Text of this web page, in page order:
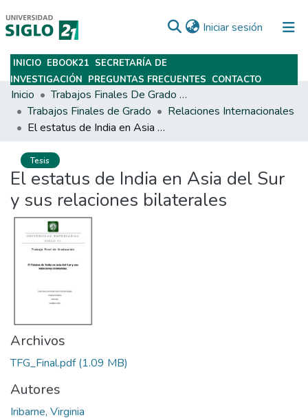
Iniciar sesión (current)
Subir
INICIO EBOOK21 SECRETARÍA DE
INVESTIGACIÓN PREGUNTAS FRECUENTES CONTACTO
Inicio
Trabajos Finales De Grado Y Posgrado
Trabajos Finales de Grado
Relaciones Internacionales
El estatus de India en Asia del Sur y sus relaciones bilaterales
Tesis
El estatus de India en Asia del Sur
y sus relaciones bilaterales
Archivos
TFG_Final.pdf(1.09 MB)
Autores
Iribarne, Virginia